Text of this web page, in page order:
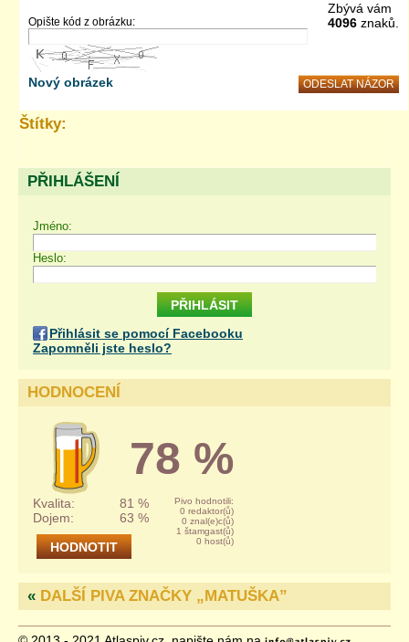
Zbývá vám
4096 znaků.
Opište kód z obrázku:
Nový obrázek
Štítky:
PŘIHLÁŠENÍ
Jméno:
Heslo:
Přihlásit se pomocí Facebooku
Zapomněli jste heslo?
HODNOCENÍ
78 %
Kvalita: 81 %
Pivo hodnotili:
0 redaktor(ů)
0 znal(e)c(ů)
1 štamgast(ů)
0 host(ů)
Dojem: 63 %
« DALŠÍ PIVA ZNAČKY „MATUŠKA”